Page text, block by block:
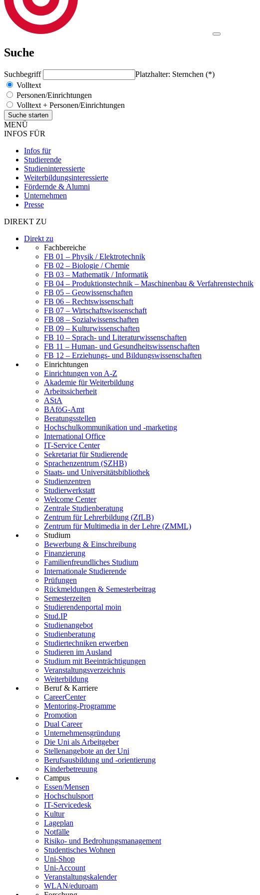
Suche
Suchbegriff
Platzhalter: Sternchen (*)
Volltext
Personen/Einrichtungen
Volltext + Personen/Einrichtungen
MENÜ
INFOS FÜR
Infos für
Studierende
Studieninteressierte
Weiterbildungsinteressierte
Fördernde & Alumni
Unternehmen
Presse
DIREKT ZU
Direkt zu
Fachbereiche
FB 01 – Physik / Elektrotechnik
FB 02 – Biologie / Chemie
FB 03 – Mathematik / Informatik
FB 04 – Produktionstechnik – Maschinenbau & Verfahrenstechnik
FB 05 – Geowissenschaften
FB 06 – Rechtswissenschaft
FB 07 – Wirtschaftswissenschaft
FB 08 – Sozialwissenschaften
FB 09 – Kulturwissenschaften
FB 10 – Sprach- und Literaturwissenschaften
FB 11 – Human- und Gesundheitswissenschaften
FB 12 – Erziehungs- und Bildungswissenschaften
Einrichtungen
Einrichtungen von A-Z
Akademie für Weiterbildung
Arbeitssicherheit
AStA
BAföG-Amt
Beratungsstellen
Hochschulkommunikation und -marketing
International Office
IT-Service Center
Sekretariat für Studierende
Sprachenzentrum (SZHB)
Staats- und Universitätsbibliothek
Studienzentren
Studierwerkstatt
Welcome Center
Zentrale Studienberatung
Zentrum für Lehrerbildung (ZfLB)
Zentrum für Multimedia in der Lehre (ZMML)
Studium
Bewerbung & Einschreibung
Finanzierung
Familienfreundliches Studium
Internationale Studierende
Prüfungen
Rückmeldungen & Semesterbeitrag
Semesterzeiten
Studierendenportal moin
Stud.IP
Studienangebot
Studienberatung
Studiertechniken erwerben
Studieren im Ausland
Studium mit Beeinträchtigungen
Veranstaltungsverzeichnis
Weiterbildung
Beruf & Karriere
CareerCenter
Mentoring-Programme
Promotion
Dual Career
Unternehmensgründung
Die Uni als Arbeitgeber
Stellenangebote an der Uni
Berufsausbildung und -orientierung
Kinderbetreuung
Campus
Essen/Mensen
Hochschulsport
IT-Servicedesk
Kultur
Lageplan
Notfälle
Risiko- und Bedrohungsmanagement
Studentisches Wohnen
Uni-Shop
Uni-Account
Veranstaltungskalender
WLAN/eduroam